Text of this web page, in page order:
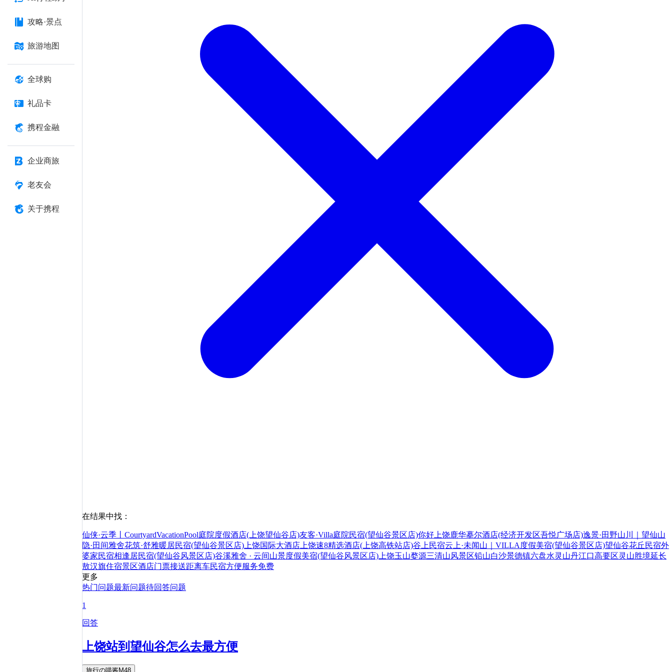
攻略·景点
旅游地图
全球购
礼品卡
携程金融
企业商旅
老友会
关于携程
在结果中找：
仙侠·云季丨CourtyardVacationPool庭院度假酒店(上饶望仙谷店)友客·Villa庭院民宿(望仙谷景区店)你好 上饶鹿华摹尔酒店(经济开发区吾悦广场店)逸景·田野山川｜望仙山
隐·田间雅舍花筑·舒雅暖居民宿(望仙谷景区店) 上饶国际大酒店 上饶速8精选酒店(上饶高铁站店)谷上民宿云上·未闻山｜VILLA度假美宿(望仙谷景区店)望仙谷花丘民宿外
婆家民宿相逢居民宿(望仙谷风景区店)谷溪雅舍 · 云间山景度假美宿(望仙谷风景区店) 上饶玉山婺源三清山风景区铅山白沙景德镇六盘水灵山丹江口高要区灵山胜境延长
敖汉旗住宿景区酒店门票接送距离车民宿方便服务免费
更多
热门问题最新问题待回答问题
1
回答
上饶站到望仙谷怎么去最方便
旅行の喵酱M48